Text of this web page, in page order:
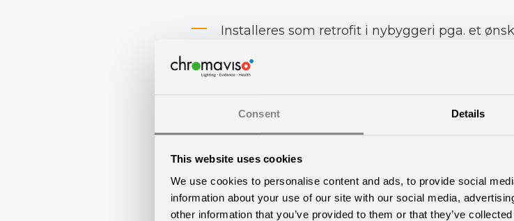
Consent Details
This website uses cookies
We use cookies to personalise content and ads, to provide social
information about your use of our site with our social media,
other information that you’ve provided to them or that they’ve
Installeres som retrofit i nybyggeri pga. et
døgnrytmelys som behandling – ligesom de
løsning med DMX-KNX integration
Management System, og kan styres via KNX
Sammenhængende Turnkey løsning, som